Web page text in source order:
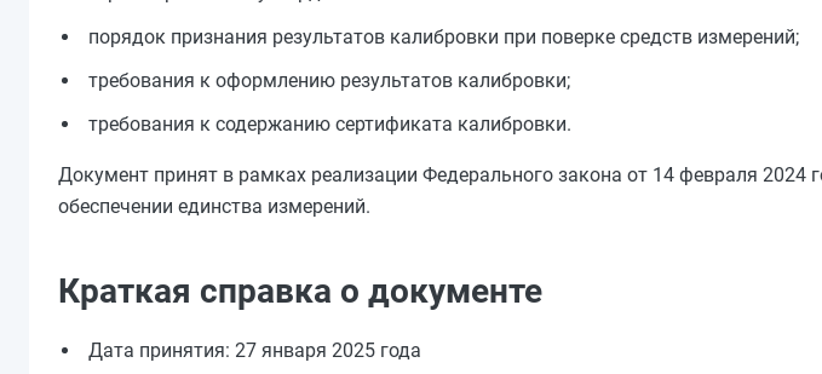
порядок признания результатов калибровки при поверке средств измерений;
требования к оформлению результатов калибровки;
требования к содержанию сертификата калибровки.
Документ принят в рамках реализации Федерального закона от 14 февраля 2024
обеспечении единства измерений.
Краткая справка о документе
Дата принятия: 27 января 2025 года